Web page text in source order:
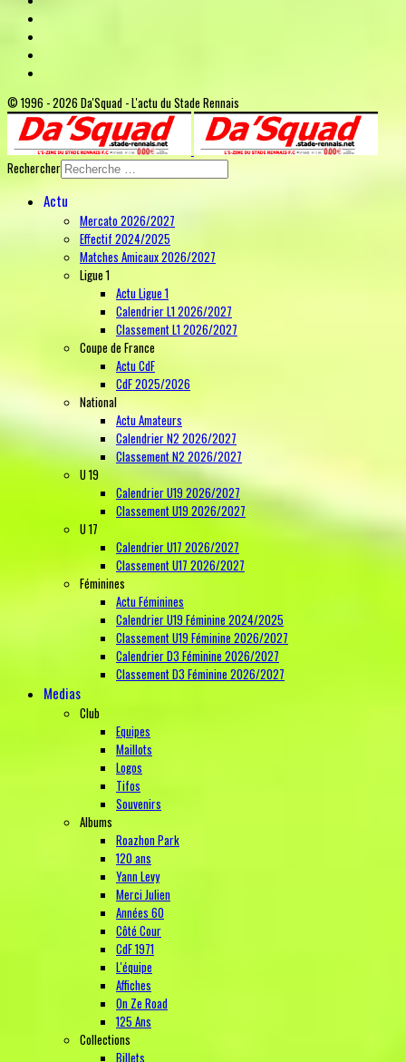
© 1996 - 2026 Da'Squad - L'actu du Stade Rennais
Rechercher
Actu
Mercato 2026/2027
Effectif 2024/2025
Matches Amicaux 2026/2027
Ligue 1
Actu Ligue 1
Calendrier L1 2026/2027
Classement L1 2026/2027
Coupe de France
Actu CdF
CdF 2025/2026
National
Actu Amateurs
Calendrier N2 2026/2027
Classement N2 2026/2027
U 19
Calendrier U19 2026/2027
Classement U19 2026/2027
U 17
Calendrier U17 2026/2027
Classement U17 2026/2027
Féminines
Actu Féminines
Calendrier U19 Féminine 2024/2025
Classement U19 Féminine 2026/2027
Calendrier D3 Féminine 2026/2027
Classement D3 Féminine 2026/2027
Medias
Club
Equipes
Maillots
Logos
Tifos
Souvenirs
Albums
Roazhon Park
120 ans
Yann Levy
Merci Julien
Années 60
Côté Cour
CdF 1971
L'équipe
Affiches
On Ze Road
125 Ans
Collections
Billets